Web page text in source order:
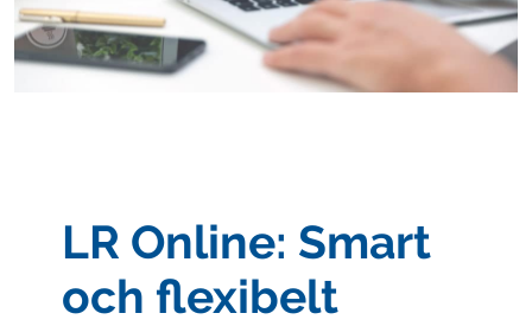
LR Online: Smart
och flexibelt